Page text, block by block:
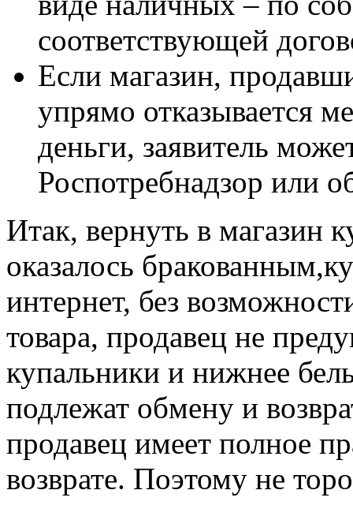
соответствующей
Если магазин,
упрямо отказывается
деньги, заявитель
Роспотребнадзор или
Итак, вернуть в магазин
оказалось
интернет, без
товара, продавец не
купальники и нижнее
подлежат обмену и
продавец имеет полное
возврате. Поэтому не